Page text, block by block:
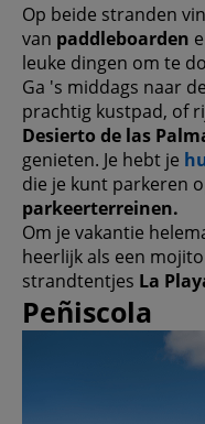
Op beide stranden
van paddleboarden
leuke dingen om te
Ga 's middags naar de
prachtig kustpad, of
Desierto de las
genieten. Je hebt je
die je kunt parkeren
parkeerterreinen.
Om je vakantie
heerlijk als een
strandtentjes La
Peñiscola